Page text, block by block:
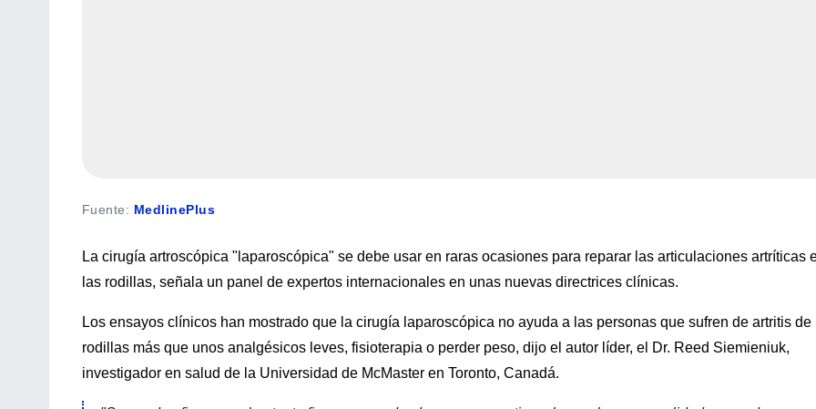
Fuente: MedlinePlus
La cirugía artroscópica "laparoscópica" se debe usar en raras ocasiones para reparar las articulaciones artríticas
las rodillas, señala un panel de expertos internacionales en unas nuevas directrices clínicas.
Los ensayos clínicos han mostrado que la cirugía laparoscópica no ayuda a las personas que sufren de artritis de
rodillas más que unos analgésicos leves, fisioterapia o perder peso, dijo el autor líder, el Dr. Reed Siemieniuk,
investigador en salud de la Universidad de McMaster en Toronto, Canadá.